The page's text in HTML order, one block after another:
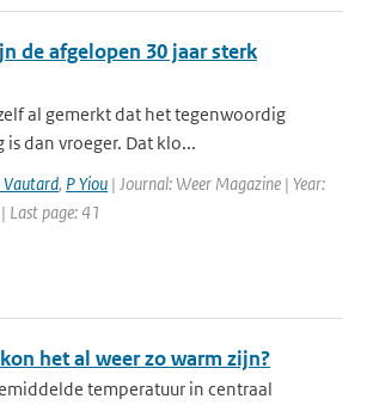
de afgelopen 30 jaar sterk
al gemerkt dat het tegenwoordig
dan vroeger. Dat klo...
Vautard, P Yiou | Journal: Weer Magazine | Year:
Last page: 41
het al weer zo warm zijn?
temperatuur in centraal